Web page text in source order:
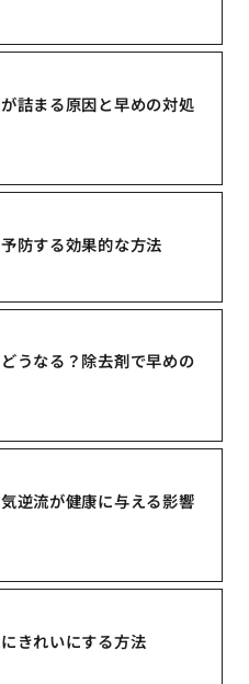
詰まる原因と早めの対処
防する効果的な方法
うなる？除去剤で早めの
逆流が健康に与える影響
きれいにする方法